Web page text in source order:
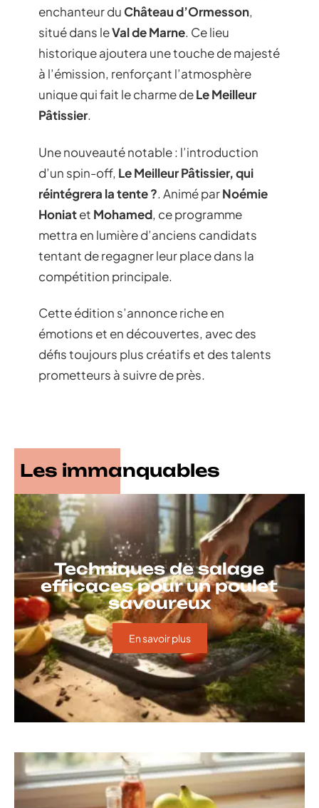
enchanteur duChâteau d’Ormesson,
situé dans leVal de Marne. Ce lieu
historique ajoutera une touche de majesté
à l’émission, renforçant l’atmosphère
unique qui fait le charme deLe Meilleur
Pâtissier.
Une nouveauté notable : l’introduction
d’un spin-off, Le Meilleur Pâtissier, qui
réintégrera la tente ?. Animé parNoémie
Honiatet Mohamed, ce programme
mettra en lumière d’anciens candidats
tentant de regagner leur place dans la
compétition principale.
Cette édition s’annonce riche en
émotions et en découvertes, avec des
défis toujours plus créatifs et des talents
prometteurs à suivre de près.
Les immanquables
Techniques de salage
efficaces pour un poulet
savoureux
En savoir plus